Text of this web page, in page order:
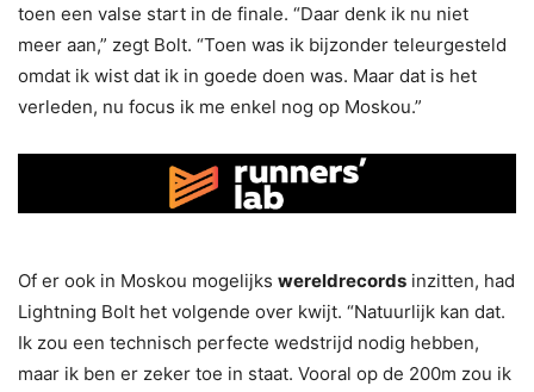
toen een valse start in de finale. “Daar denk ik nu niet
meer aan,” zegt Bolt. “Toen was ik bijzonder teleurgesteld
omdat ik wist dat ik in goede doen was. Maar dat is het
verleden, nu focus ik me enkel nog op Moskou.”
Of er ook in Moskou mogelijks wereldrecords inzitten, had
Lightning Bolt het volgende over kwijt. “Natuurlijk kan dat.
Ik zou een technisch perfecte wedstrijd nodig hebben,
maar ik ben er zeker toe in staat. Vooral op de 200m zou ik